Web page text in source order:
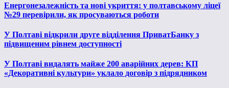
Енергонезалежність та нові укриття: у полтавському ліцеї
№29 перевірили, як просуваються роботи
У Полтаві відкрили друге відділення ПриватБанку з
підвищеним рівнем доступності
У Полтаві видалять майже 200 аварійних дерев: КП
«Декоративні культури» уклало договір з підрядником